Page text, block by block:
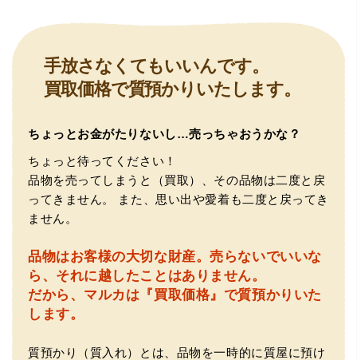
（大阪府大阪市）とても宝石に詳しく、また中古市場の仕
組みもお教えいただけ嬉しかったです。鑑別も素早く驚き
ました。宜しくお願いいたします。(楽器等、様々なジャン
ルに詳しいの流石の一言に尽きます)
（大阪府門真市）他店ではメール見積もりの時点で数千
円〜1万程度の見積もりでしたが、こちらのメールでの見積
もりは倍以上ちがうので利用させて頂きました。 対応も丁
寧で良かったです。
手放さなくてもいいんです。
買取価格で質預かりいたします。
ちょっとお金がたりないし…売っちゃおうかな？
ちょっと待ってください！
品物を売ってしまうと（買取）、その品物は二度と戻
ってきません。
また、思い出や愛着も二度と戻ってき
ません。
品物はお客様の大切な財産。売らないでいいな
ら、それに越したことはありません。
だから、マルカは『買取価格』で質預かりいた
します。
質預かり（質入れ）とは、品物を一時的に質屋に預け